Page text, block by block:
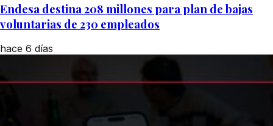
Endesa destina 208 millones para plan de bajas
voluntarias de 230 empleados
hace 6 días